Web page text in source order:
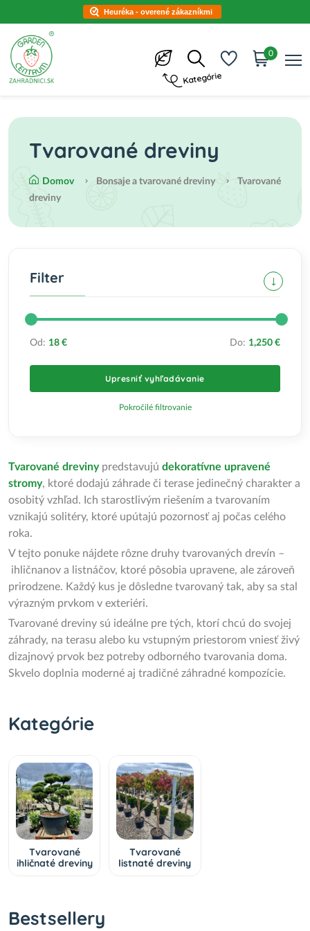
Heuréka - overené zákazníkmi
Kategórie
0
Tvarované dreviny
Domov Bonsaje a tvarované dreviny
Tvarované
dreviny
Filter
Od: 18 € Do: 1,250 €
Upresniť vyhľadávanie
Pokročilé filtrovanie
Tvarované drevinypredstavujú dekoratívne upravené
stromy, ktoré dodajú záhrade či terase jedinečný charakter a
osobitý vzhľad. Ich starostlivým riešením a tvarovaním
vznikajú solitéry, ktoré upútajú pozornosť aj počas celého
roka.
V tejto ponuke nájdete rôzne druhy tvarovaných drevín –
ihličnanov a listnáčov, ktoré pôsobia upravene, ale zároveň
prirodzene. Každý kus je dôsledne tvarovaný tak, aby sa stal
výrazným prvkom v exteriéri.
Tvarované dreviny sú ideálne pre tých, ktorí chcú do svojej
záhrady, na terasu alebo ku vstupným priestorom vniesť živý
dizajnový prvok bez potreby odborného tvarovania doma.
Skvelo doplnia moderné aj tradičné záhradné kompozície.
Kategórie
Tvarované
ihličnaté dreviny
Tvarované
listnaté dreviny
Bestsellery